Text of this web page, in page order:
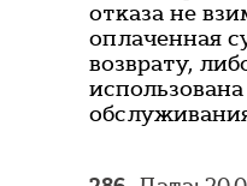
отказа не
оплаченная
возврату,